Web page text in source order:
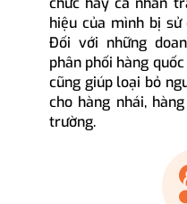
hiệu của mình bị sử
Đối với những
phân phối hàng
cũng giúp loại bỏ
cho hàng nhái,
trường.